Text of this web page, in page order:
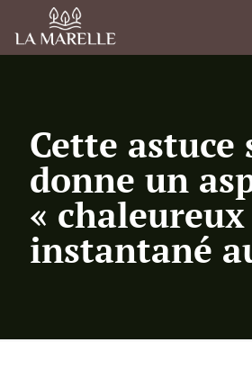
Cette astuce
donne un
« chaleureux
instantané